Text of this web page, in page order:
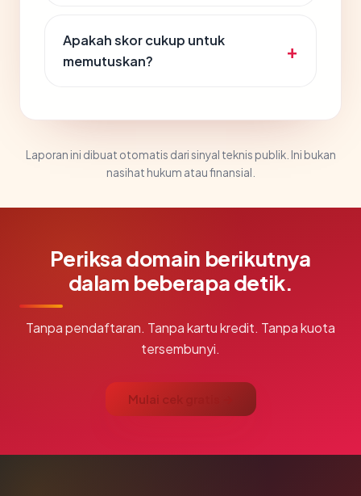
Apakah skor cukup untuk
memutuskan?
Laporan ini dibuat otomatis dari sinyal teknis publik. Ini bukan
nasihat hukum atau finansial.
Periksa domain berikutnya
dalam beberapa detik.
Tanpa pendaftaran. Tanpa kartu kredit. Tanpa kuota
tersembunyi.
Mulai cek gratis →